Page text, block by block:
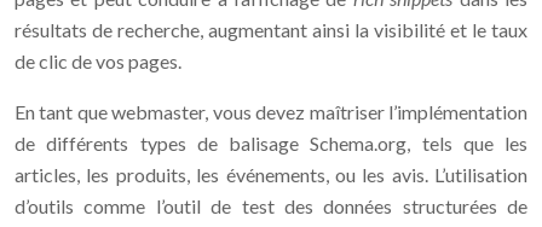
résultats de recherche, augmentant ainsi la visibilité et le taux
de clic de vos pages.
En tant que webmaster, vous devez maîtriser l’implémentation
de différents types de balisage Schema.org, tels que les
articles, les produits, les événements, ou les avis. L’utilisation
d’outils comme l’outil de test des données structurées de